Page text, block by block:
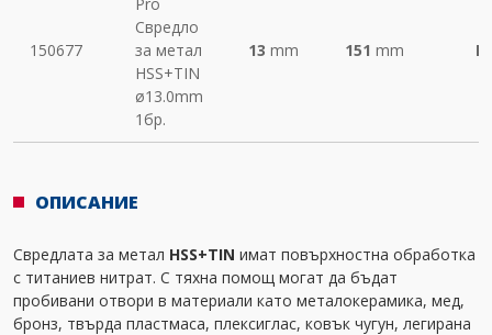
150677
Свредло
за метал
HSS+TIN
ø13.0mm
1бр.
13 mm 151 mm
ОПИСАНИЕ
Свредлата за метал HSS+TIN имат повърхностна обработка
с титаниев нитрат. С тяхна помощ могат да бъдат
пробивани отвори в материали като металокерамика, мед,
бронз, твърда пластмаса, плексиглас, ковък чугун, легирана